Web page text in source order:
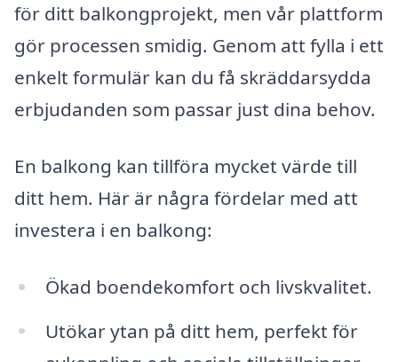
för ditt balkongprojekt, men vår plattform
gör processen smidig. Genom att fylla i ett
enkelt formulär kan du få skräddarsydda
erbjudanden som passar just dina behov.
En balkong kan tillföra mycket värde till
ditt hem. Här är några fördelar med att
investera i en balkong:
Ökad boendekomfort och livskvalitet.
Utökar ytan på ditt hem, perfekt för